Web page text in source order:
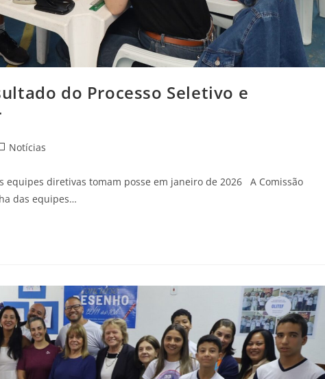
do Processo Seletivo e
Notícias
equipes diretivas tomam posse em janeiro de 2026 A Comissão
das equipes…